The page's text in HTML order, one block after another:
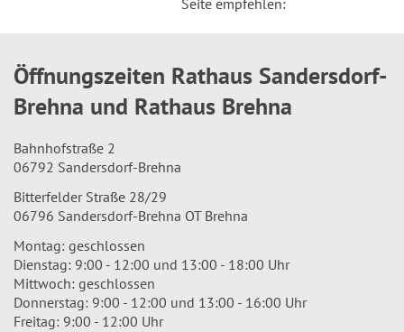
Seite empfehlen:
Öffnungszeiten Rathaus Sandersdorf-
Brehna und Rathaus Brehna
Bahnhofstraße 2
06792 Sandersdorf-Brehna
Bitterfelder Straße 28/29
06796 Sandersdorf-Brehna OT Brehna
Montag: geschlossen
Dienstag: 9:00 - 12:00 und 13:00 - 18:00 Uhr
Mittwoch: geschlossen
Donnerstag: 9:00 - 12:00 und 13:00 - 16:00 Uhr
Freitag: 9:00 - 12:00 Uhr